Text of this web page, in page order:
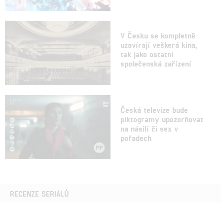
V Česku se kompletně
uzavírají veškerá kina,
tak jako ostatní
společenská zařízení
Česká televize bude
piktogramy upozorňovat
na násilí či sex v
pořadech
RECENZE SERIÁLŮ